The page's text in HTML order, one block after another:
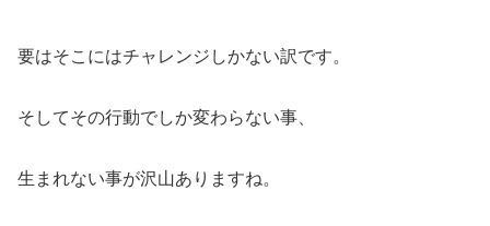
要はそこにはチャレンジしかない訳です。
そしてその行動でしか変わらない事、
生まれない事が沢山ありますね。